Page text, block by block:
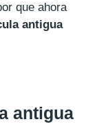
que ahora
antigua
antigua